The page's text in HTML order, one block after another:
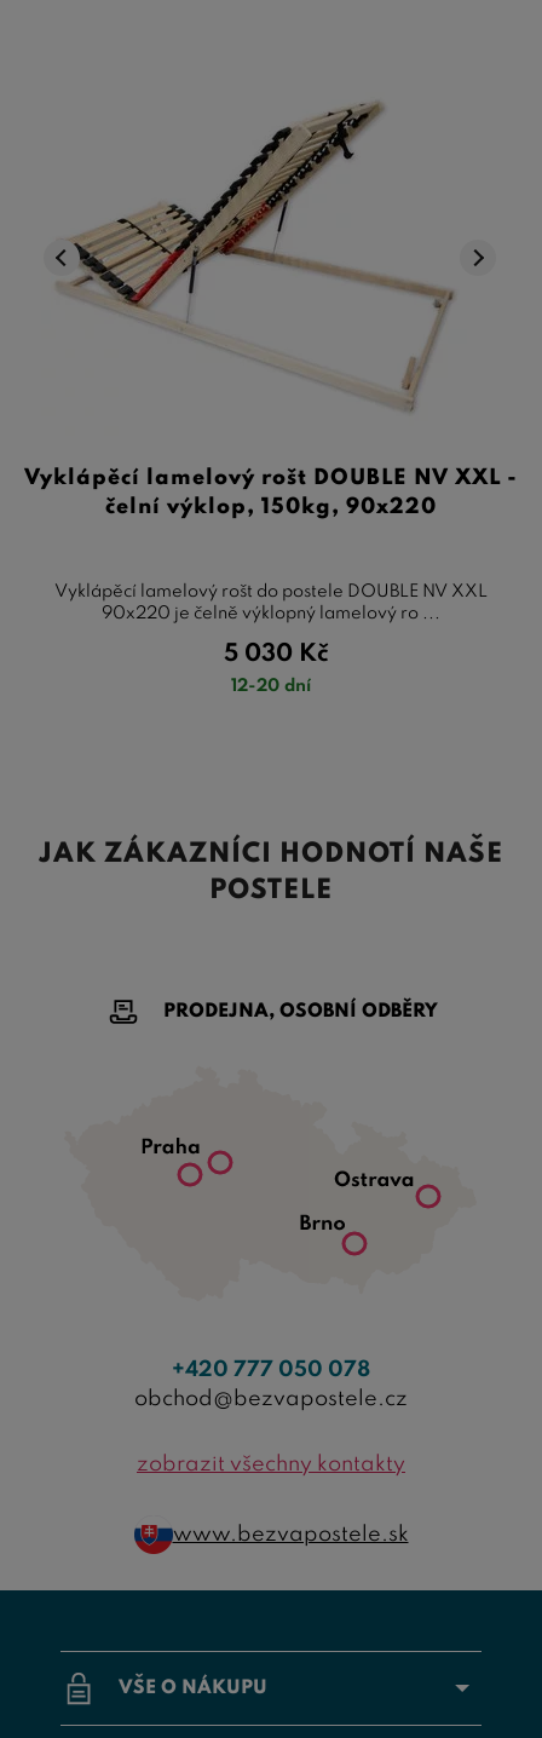
Vyklápěcí lamelový rošt DOUBLE NV XXL -
čelní výklop, 150kg, 90x220
Vyklápěcí lamelový rošt do postele DOUBLE NV XXL
90x220 je čelně výklopný lamelový ro ...
5 030 Kč
12-20 dní
JAK ZÁKAZNÍCI HODNOTÍ NAŠE
POSTELE
VŠE O NÁKUPU
PRODEJNA, OSOBNÍ ODBĚRY
+420 777 050 078
obchod@bezvapostele.cz
zobrazit všechny kontakty
www.bezvapostele.sk